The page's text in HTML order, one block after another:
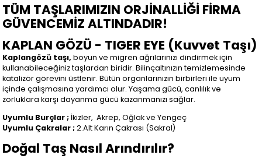
TÜM TAŞLARIMIZIN ORJİNALLİĞİ FİRMA
GÜVENCEMİZ ALTINDADIR!
KAPLAN GÖZÜ - TIGER EYE (Kuvvet Taşı)
Kaplangözü taşı,boyun ve migren ağrılarınızı dindirmek için
kullanabileceğiniz taşlardan biridir. Bilinçaltınızın temizlemesinde
katalizör görevini üstlenir. Bütün organlarınızın birbirleri ile uyum
içinde çalışmasına yardımcı olur. Yaşama gücü, canlılık ve
zorluklara karşı dayanma gücü kazanmanızı sağlar.
Uyumlu Burçlar ; İkizler, Akrep, Oğlak ve Yengeç
Uyumlu Çakralar ;2.Alt Karın Çakrası (Sakral)
Doğal Taş Nasıl Arındırılır?